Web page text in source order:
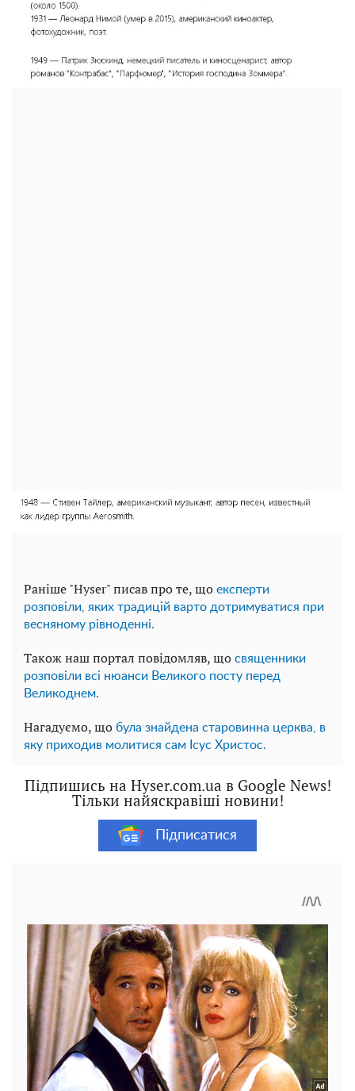
Раніше "Hyser" писав про те, що експерти
розповіли, яких традицій варто дотримуватися при
весняному рівноденні.
Також наш портал повідомляв, що священники
розповіли всі нюанси Великого посту перед
Великоднем.
Нагадуємо, що була знайдена старовинна церква, в
яку приходив молитися сам Ісус Христос.
Підпишись на Hyser.com.ua в Google News!
Тільки найяскравіші новини!
Підписатися